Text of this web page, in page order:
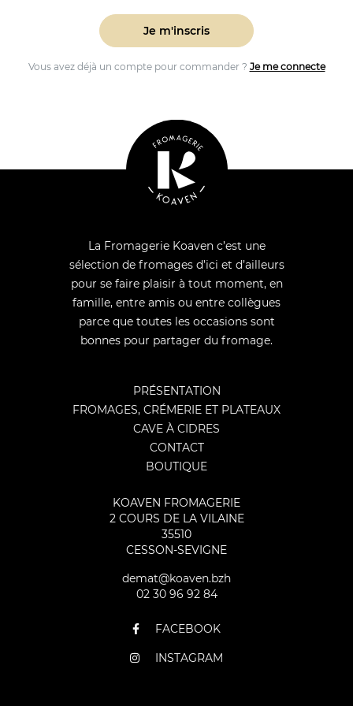
Je m'inscris
Vous avez déjà un compte pour commander ? Je me connecte
La Fromagerie Koaven c’est une
sélection de fromages d’ici et d’ailleurs
pour se faire plaisir à tout moment, en
famille, entre amis ou entre collègues
parce que toutes les occasions sont
bonnes pour partager du fromage.
PRÉSENTATION
FROMAGES, CRÉMERIE ET PLATEAUX
CAVE À CIDRES
CONTACT
BOUTIQUE
KOAVEN FROMAGERIE
2 COURS DE LA VILAINE
35510
CESSON-SEVIGNE
demat@koaven.bzh
02 30 96 92 84
FACEBOOK
INSTAGRAM